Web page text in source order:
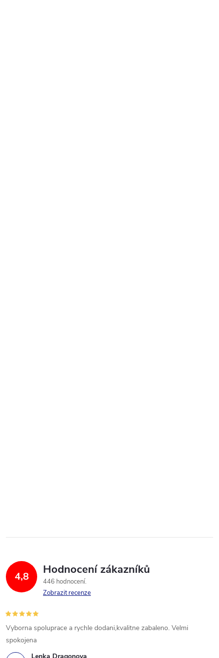
4,8 Hodnocení zákazníků
446 hodnocení
Zobrazit recenze
Vyborna spoluprace a rychle dodani,kvalitne zabaleno. Velmi
spokojena